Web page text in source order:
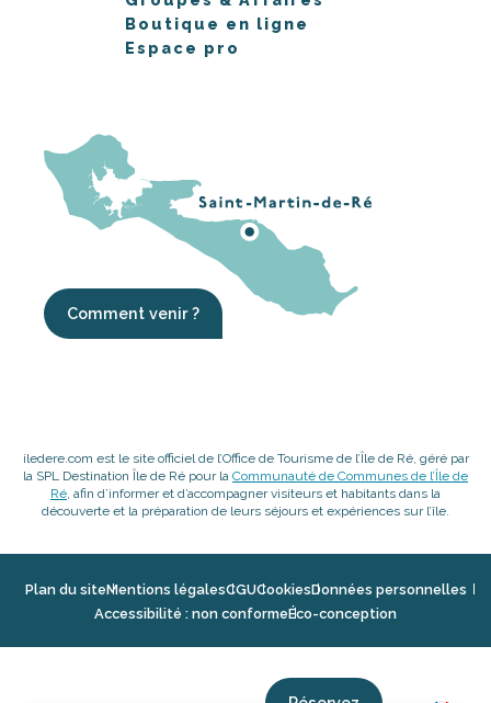
Boutique en ligne
Espace pro
Comment venir ?
iledere.com est le site officiel de l’Office de Tourisme de l’Île de Ré, géré par
la SPL Destination Île de Ré pour la Communauté de Communes de l’Île de
Ré, afin d’informer et d’accompagner visiteurs et habitants dans la
découverte et la préparation de leurs séjours et expériences sur l’île.
Plan du siteMentions légalesCGUCookiesDonnées personnelles
Accessibilité : non conformeÉco-conception